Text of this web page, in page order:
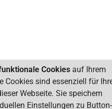
Cookies auf Ihrem
Cookies sind essenziell für
Webseite. Sie speichern
Einstellungen zu Button-